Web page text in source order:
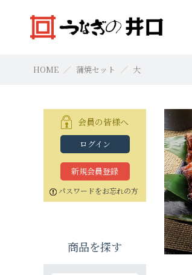
焼きたて本格白焼セット
特大（140g以上）
大（120g以上）
中（100g以上）
小（90g以上）
浜名湖産蒲焼セット「井口の誉」
特大（140g以上）
焼きたて本格白焼セット
特大（140g以上）
大（120g以上）
中（100g以上）
小（90g以上）
HOME 蒲焼セット 大
会員の皆様へ
ログイン
新規会員登録
パスワードをお忘れの方
商品を探す